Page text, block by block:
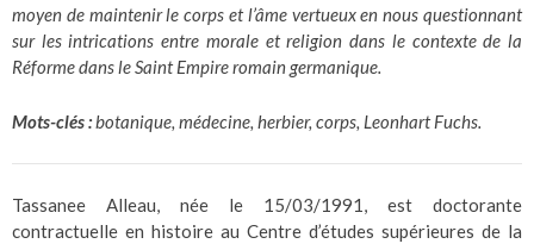
moyen de maintenir le corps et l’âme vertueux en nous questionnant
sur les intrications entre morale et religion dans le contexte de la
Réforme dans le Saint Empire romain germanique.
Mots-clés :botanique, médecine, herbier, corps, Leonhart Fuchs.
Tassanee Alleau, née le 15/03/1991, est doctorante
contractuelle en histoire au Centre d’études supérieures de la